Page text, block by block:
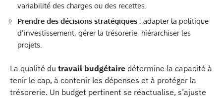
variabilité des charges ou des recettes.
Prendre des décisions stratégiques : adapter la politique
d’investissement, gérer la trésorerie, hiérarchiser les
projets.
La qualité du travail budgétaire détermine la capacité à
tenir le cap, à contenir les dépenses et à protéger la
trésorerie. Un budget pertinent se réactualise, s’ajuste